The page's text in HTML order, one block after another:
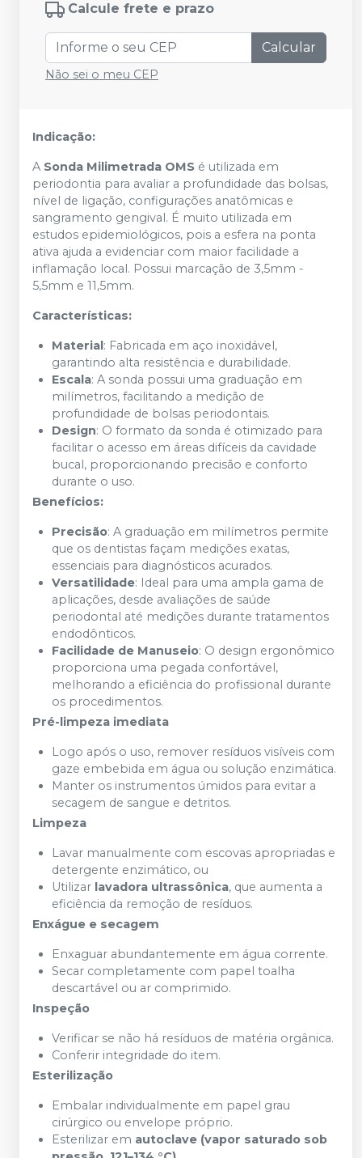
Calcule frete e prazo
Calcular
Não sei o meu CEP
Indicação:
A Sonda Milimetrada OMS é utilizada em
periodontia para avaliar a profundidade das bolsas,
nível de ligação, configurações anatômicas e
sangramento gengival. É muito utilizada em
estudos epidemiológicos, pois a esfera na ponta
ativa ajuda a evidenciar com maior facilidade a
inflamação local. Possui marcação de 3,5mm -
5,5mm e 11,5mm.
Características:
Material: Fabricada em aço inoxidável,
garantindo alta resistência e durabilidade.
Escala: A sonda possui uma graduação em
milímetros, facilitando a medição de
profundidade de bolsas periodontais.
Design: O formato da sonda é otimizado para
facilitar o acesso em áreas difíceis da cavidade
bucal, proporcionando precisão e conforto
durante o uso.
Benefícios:
Precisão: A graduação em milímetros permite
que os dentistas façam medições exatas,
essenciais para diagnósticos acurados.
Versatilidade: Ideal para uma ampla gama de
aplicações, desde avaliações de saúde
periodontal até medições durante tratamentos
endodônticos.
Facilidade de Manuseio: O design ergonômico
proporciona uma pegada confortável,
melhorando a eficiência do profissional durante
os procedimentos.
Pré-limpeza imediata
Logo após o uso, remover resíduos visíveis com
gaze embebida em água ou solução enzimática.
Manter os instrumentos úmidos para evitar a
secagem de sangue e detritos.
Limpeza
Lavar manualmente com escovas apropriadas e
detergente enzimático, ou
Utilizar lavadora ultrassônica, que aumenta a
eficiência da remoção de resíduos.
Enxágue e secagem
Enxaguar abundantemente em água corrente.
Secar completamente com papel toalha
descartável ou ar comprimido.
Inspeção
Verificar se não há resíduos de matéria orgânica.
Conferir integridade do item.
Esterilização
Embalar individualmente em papel grau
cirúrgico ou envelope próprio.
Esterilizar em autoclave (vapor saturado sob